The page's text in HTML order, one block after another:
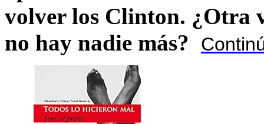
volver los Clinton. ¿Otra
no hay nadie más?